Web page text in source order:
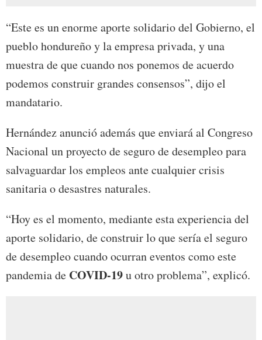
“Este es un enorme aporte solidario del Gobierno, el
pueblo hondureño y la empresa privada, y una
muestra de que cuando nos ponemos de acuerdo
podemos construir grandes consensos”, dijo el
mandatario.
Hernández anunció además que enviará al Congreso
Nacional un proyecto de seguro de desempleo para
salvaguardar los empleos ante cualquier crisis
sanitaria o desastres naturales.
“Hoy es el momento, mediante esta experiencia del
aporte solidario, de construir lo que sería el seguro
de desempleo cuando ocurran eventos como este
pandemia de COVID-19u otro problema”, explicó.